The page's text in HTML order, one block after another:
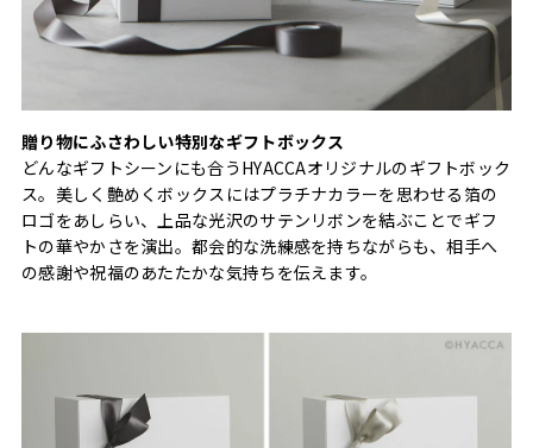
贈り物にふさわしい特別なギフトボックス
どんなギフトシーンにも合うHYACCAオリジナルのギフトボック
ス。美しく艶めくボックスにはプラチナカラーを思わせる箔の
ロゴをあしらい、上品な光沢のサテンリボンを結ぶことでギフ
トの華やかさを演出。都会的な洗練感を持ちながらも、相手へ
の感謝や祝福のあたたかな気持ちを伝えます。